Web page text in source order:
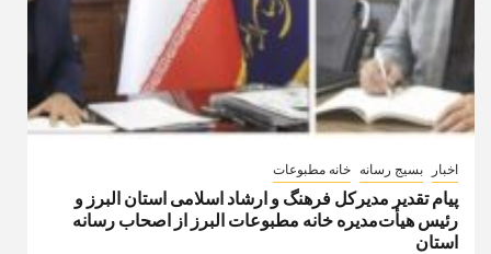
اخبار بسیج رسانه خانه مطبوعات
پیام تقدیر مدیركل فرهنگ و ارشاد اسلامی استان البرز و
رئیس هیأت‌مدیره خانه مطبوعات البرز از اصحاب رسانه
استان